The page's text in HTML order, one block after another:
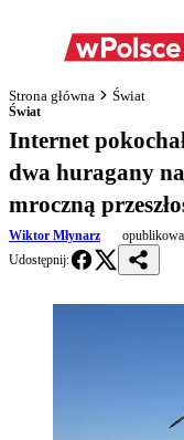
Strona główna Świat
Świat
Internet
dwa huragany na
mroczną
Wiktor Młynarz
Udostępnij: